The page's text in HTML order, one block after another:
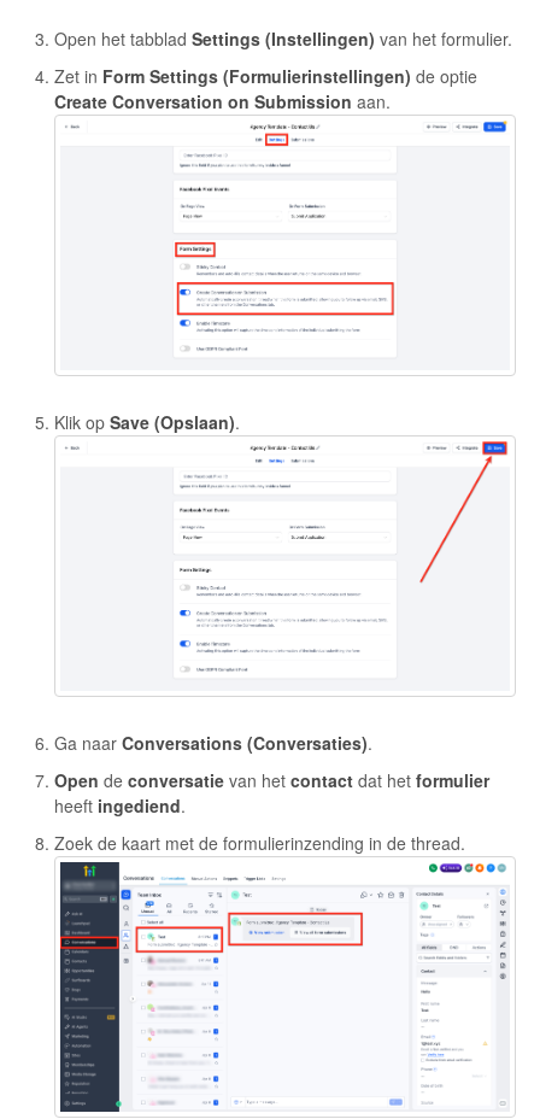
Open het tabblad Settings (Instellingen) van het formulier.
Zet in Form Settings (Formulierinstellingen) de optie
Create Conversation on Submission aan.
Klik op Save (Opslaan).
Ga naar Conversations (Conversaties).
Open de conversatie van het contact dat het formulier
heeft ingediend.
Zoek de kaart met de formulierinzending in de thread.